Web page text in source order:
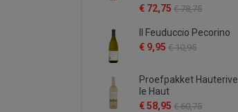
€ 72,75 € 78,75
Il Feuduccio Pecorino
€ 9,95 € 10,95
Proefpakket Hauterive
le Haut
€ 58,95 € 60,75